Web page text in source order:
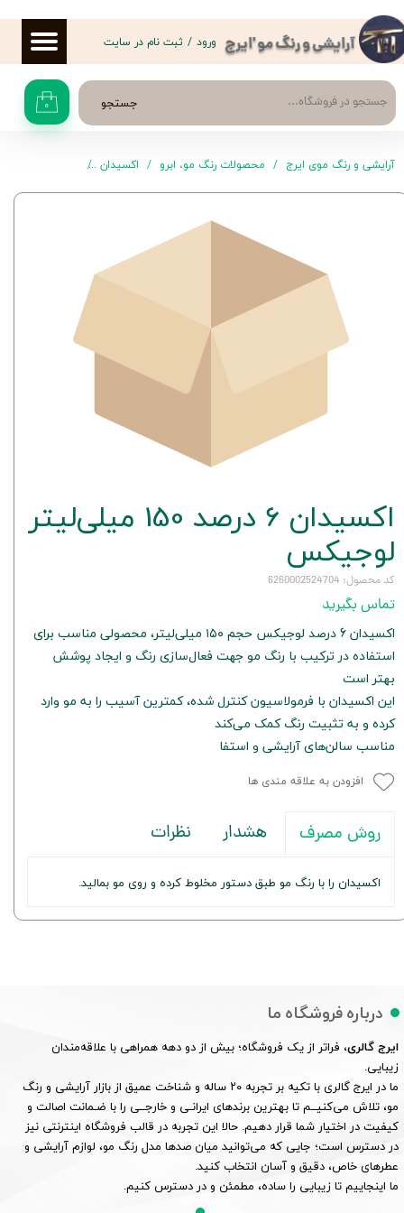
آرایشی و رنگ مو 'ایرج
جستجو ۰
ورود / ثبت نام در سایت
حساب کاربری من
تغییر گذر واژه
سفارشات
خروج از حساب کاربری
آرایشی و رنگ موی ایرج محصولات رنگ مو، ابرو اکسیدان
اکسیدان 6 درصد 150 میلی‌لیتر
لوجیکس
کد محصول: 6260002524704
تماس بگیرید
اکسیدان 6 درصد لوجیکس حجم ۱۵۰ میلی‌لیتر، محصولی مناسب برای
استفاده در ترکیب با رنگ مو جهت فعال‌سازی رنگ و ایجاد پوشش
بهتر است
این اکسیدان با فرمولاسیون کنترل شده، کمترین آسیب را به مو وارد
کرده و به تثبیت رنگ کمک می‌کند
مناسب سالن‌های آرایشی و استفا
افزودن به علاقه مندی ها
روش مصرف هشدار نظرات
اکسیدان را با رنگ مو طبق دستور مخلوط کرده و روی مو بمالید.
درباره فروشگاه ما
ایرج گالری، فراتر از یک فروشگاه؛ بیش از دو دهه همراهی با علاقه‌مندان
زیبایی.
ما در ایرج گالری با تکیه بر تجربه ۲۰ ساله و شناخت عمیق از بازار آرایشی و رنگ
مو، تلاش می‌کنیــم تا بهترین برندهای ایرانـی و خارجــی را با ضـمانت اصالت و
کیفیت در اختیار شما قرار دهیم. حالا این تجربه در قالب فروشگاه اینترنتی نیز
در دسترس است؛ جایی که می‌توانید میان صدها مدل رنگ مو، لوازم آرایشی و
عطرهای خاص، دقیق و آسان انتخاب کنید.
ما اینجاییم تا زیبایی را ساده، مطمئن و در دسترس کنیم.